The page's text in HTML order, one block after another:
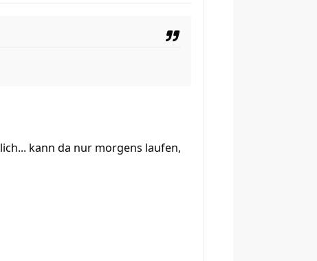
kann da nur morgens laufen,